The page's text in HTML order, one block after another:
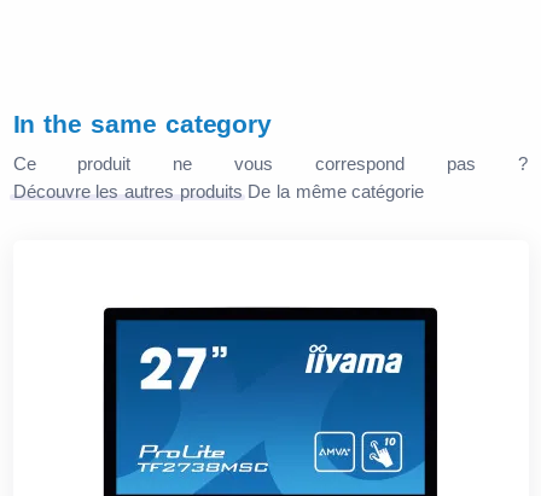
In the same category
Ce produit ne vous correspond pas ?
Découvre les autres produits De la même catégorie